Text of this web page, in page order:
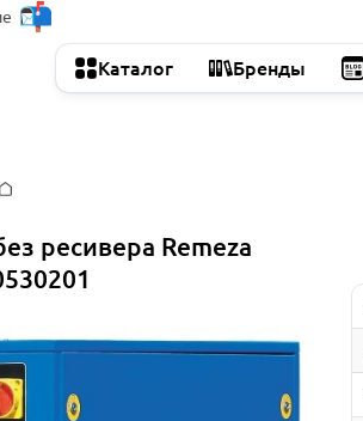
Каталог Бренды
ресивера Remeza